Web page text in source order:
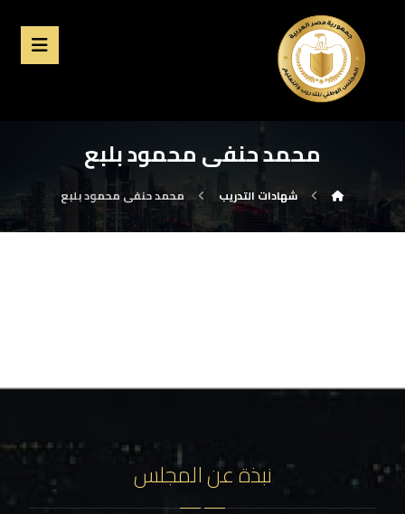
محمد حنفى محمود بلبع
شهادات التدريب محمد حنفى محمود بلبع
نبذة عن المجلس